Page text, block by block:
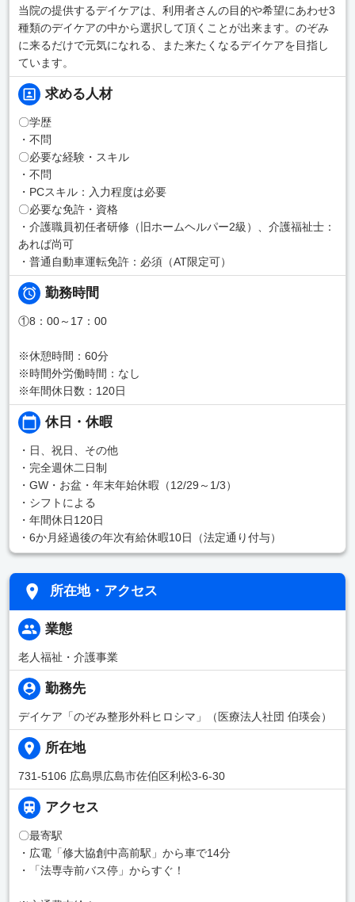
当院の提供するデイケアは、利用者さんの目的や希望にあわせ3
種類のデイケアの中から選択して頂くことが出来ます。のぞみ
に来るだけで元気になれる、また来たくなるデイケアを目指し
ています。
求める人材
〇学歴
・不問
〇必要な経験・スキル
・不問
・PCスキル：入力程度は必要
〇必要な免許・資格
・介護職員初任者研修（旧ホームヘルパー2級）、介護福祉士：
あれば尚可
・普通自動車運転免許：必須（AT限定可）
勤務時間
①8：00～17：00
※休憩時間：60分
※時間外労働時間：なし
※年間休日数：120日
休日・休暇
・日、祝日、その他
・完全週休二日制
・GW・お盆・年末年始休暇（12/29～1/3）
・シフトによる
・年間休日120日
・6か月経過後の年次有給休暇10日（法定通り付与）
所在地・アクセス
業態
老人福祉・介護事業
勤務先
デイケア「のぞみ整形外科ヒロシマ」（医療法人社団 伯瑛会）
所在地
731-5106 広島県広島市佐伯区利松3-6-30
アクセス
〇最寄駅
・広電「修大協創中高前駅」から車で14分
・「法専寺前バス停」からすぐ！